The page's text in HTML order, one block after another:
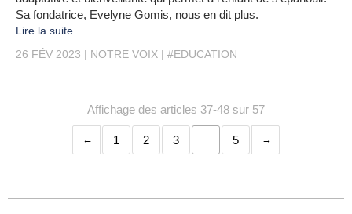
Sa fondatrice, Evelyne Gomis, nous en dit plus.
Lire la suite...
26 FÉV 2023
NOTRE VOIX #EDUCATION
Affichage des articles 37-48 sur 57
1 2 3 5